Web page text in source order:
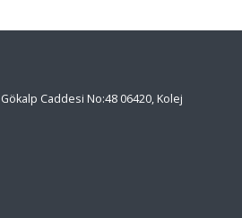
Caddesi No:48 06420, Kolej